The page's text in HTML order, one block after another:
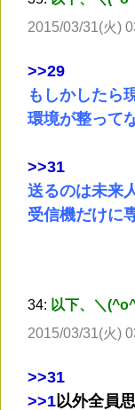
2015/03/31(火)
>>29
もしかしたら
環境が整って
>>31
送るのは未来
受信機だけに
34: 以下、＼
2015/03/31(火)
>>31
>>1以外全員